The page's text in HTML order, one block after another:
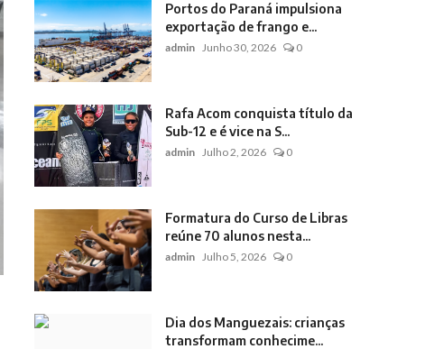
Portos do Paraná impulsiona
exportação de frango e...
admin Junho 30, 2026 0
Rafa Acom conquista título da
Sub-12 e é vice na S...
admin Julho 2, 2026 0
Formatura do Curso de Libras
reúne 70 alunos nesta...
admin Julho 5, 2026 0
Dia dos Manguezais: crianças
transformam conhecime...